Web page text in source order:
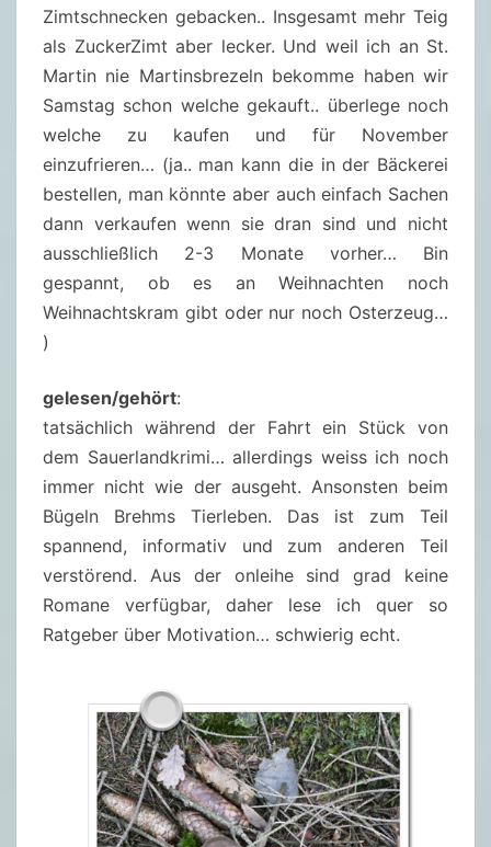
Zimtschnecken gebacken.. Insgesamt mehr Teig
als ZuckerZimt aber lecker. Und weil ich an St.
Martin nie Martinsbrezeln bekomme haben wir
Samstag schon welche gekauft.. überlege noch
welche zu kaufen und für November
einzufrieren… (ja.. man kann die in der Bäckerei
bestellen, man könnte aber auch einfach Sachen
dann verkaufen wenn sie dran sind und nicht
ausschließlich 2-3 Monate vorher… Bin
gespannt, ob es an Weihnachten noch
Weihnachtskram gibt oder nur noch Osterzeug…
)
gelesen/gehört:
tatsächlich während der Fahrt ein Stück von
dem Sauerlandkrimi… allerdings weiss ich noch
immer nicht wie der ausgeht. Ansonsten beim
Bügeln Brehms Tierleben. Das ist zum Teil
spannend, informativ und zum anderen Teil
verstörend. Aus der onleihe sind grad keine
Romane verfügbar, daher lese ich quer so
Ratgeber über Motivation… schwierig echt.